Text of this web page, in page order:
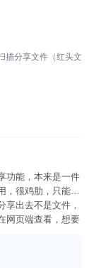
描分享文件（红头文
功能，本来是一件
，很鸡肋，只能以
享出去不是文件，
网页端查看，想要